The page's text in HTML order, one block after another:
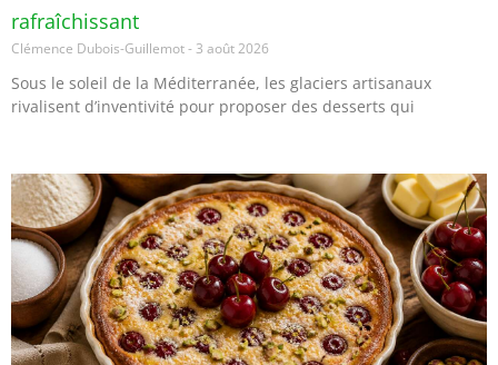
rafraîchissant
Clémence Dubois-Guillemot 3 août 2026
Sous le soleil de la Méditerranée, les glaciers artisanaux
rivalisent d’inventivité pour proposer des desserts qui